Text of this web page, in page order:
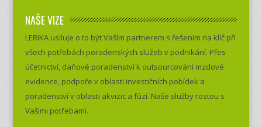
NAŠE VIZE
LERIKA usiluje o to být Vaším partnerem s řešením na klíč při
všech potřebách poradenských služeb v podnikání. Přes
účetnictví, daňové poradenství k outsourcování mzdové
evidence, podpoře v oblasti investičních pobídek a
poradenství v oblasti akvizic a fúzí. Naše služby rostou s
Vašimi potřebami.